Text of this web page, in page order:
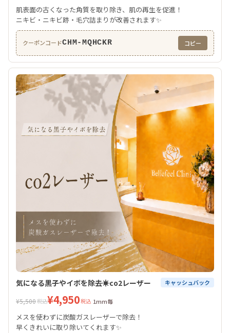
肌表面の古くなった角質を取り除き、肌の再生を促進！
ニキビ・ニキビ跡・毛穴詰まりが改善されます✨
クーポンコードCHM-MQHCKR コピー
気になる黒子やイボを除去☀️co2レーザー キャッシュバック
¥5,500税込¥4,950税込 1mm毎
メスを使わずに炭酸ガスレーザーで除去！
早くきれいに取り除いてくれます✨